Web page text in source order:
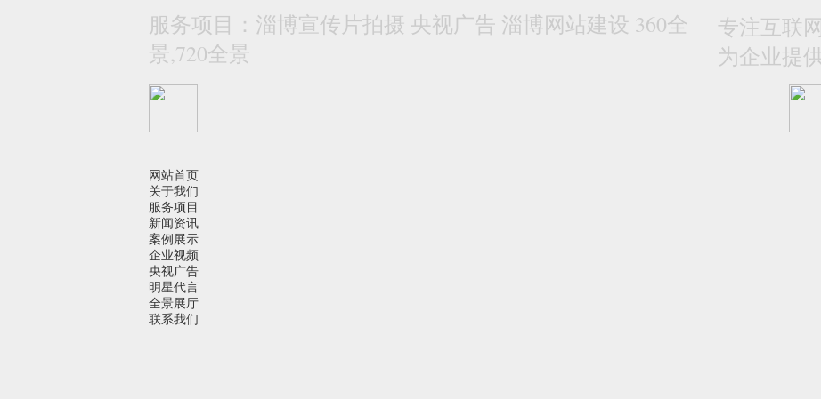
服务项目：淄博宣传片拍摄 央视广告 淄博网站建设 360全
景,720全景
专注互联
为企业提
网站首页
关于我们
服务项目
新闻资讯
案例展示
企业视频
央视广告
明星代言
全景展厅
联系我们